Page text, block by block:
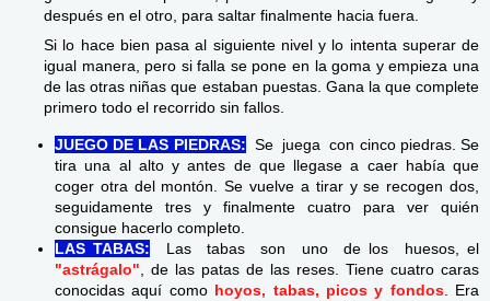
después en el otro, para saltar finalmente hacia fuera.
Si lo hace bien pasa al siguiente nivel y lo intenta superar de
igual manera, pero si falla se pone en la goma y empieza una
de las otras niñas que estaban puestas. Gana la que complete
primero todo el recorrido sin fallos.
JUEGO DE LAS PIEDRAS: Se juega con cinco piedras. Se
tira una al alto y antes de que llegase a caer había que
coger otra del montón. Se vuelve a tirar y se recogen dos,
seguidamente tres y finalmente cuatro para ver quién
consigue hacerlo completo.
LAS TABAS: Las tabas son uno de los huesos, el
"astrágalo", de las patas de las reses. Tiene cuatro caras
conocidas aquí como hoyos, tabas, picos y fondos. Era